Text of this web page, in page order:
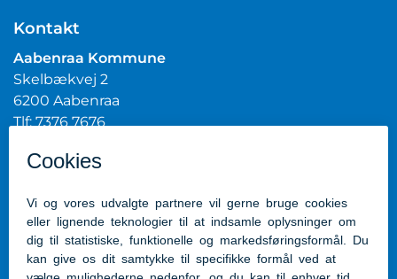
Kontakt
Aabenraa Kommune
Skelbækvej 2
6200 Aabenraa
Tlf: 7376 7676
CVR.nr.: 29189854
Genveje
Kontakt kommunen
Presserum